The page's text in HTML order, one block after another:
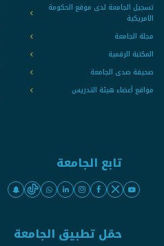
تسجيل الجامعة لدى موقع الحكومة
الامريكية
مجلة الجامعة
المكتبة الرقمية
صحيفة صدى الجامعة
مواقع أعضاء هيئة التدريس
تابع الجامعة
حمّل تطبيق الجامعة